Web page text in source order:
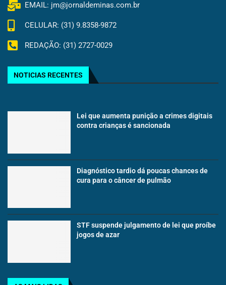
EMAIL: jm@jornaldeminas.com.br
CELULAR: (31) 9.8358-9872
REDAÇÃO: (31) 2727-0029
NOTICIAS RECENTES
Lei que aumenta punição a crimes digitais
contra crianças é sancionada
Diagnóstico tardio dá poucas chances de
cura para o câncer de pulmão
STF suspende julgamento de lei que proíbe
jogos de azar